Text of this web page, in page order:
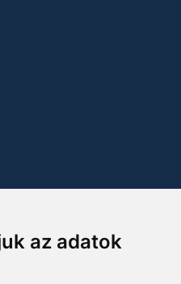
az adatok